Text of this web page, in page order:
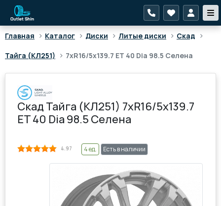
Главная > Каталог > Диски > Литые диски > Скад >
Тайга (КЛ251) > 7xR16/5x139.7 ET 40 Dia 98.5 Селена
Скад Тайга (КЛ251) 7xR16/5x139.7
ET 40 Dia 98.5 Селена
4.97 4 ед. Есть в наличии